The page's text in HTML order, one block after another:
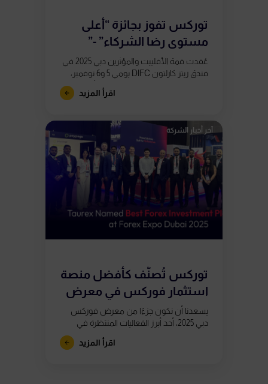
توركس تفوز بجائزة “أعلى
مستوى رضا الشركاء” -”
Highest Partner...
عُقدت قمة الأفلييت والمؤثرين دبي 2025 في
فندق ريتز كارلتون DIFC يومي 5 و6 نوفمبر،
تحت إدارة Smart Vision، وجمعت أبرز الخبرات
اقرأ المزيد
آخر أخبار الشركة
توركس تُصنَّف كأفضل منصة
استثمار فوركس في معرض
فوركس دبي...
يسعدنا أن نكون جزءًا من معرض فوركس
دبي 2025، أحد أبرز الفعاليات المنتظرة في
اقرأ المزيد